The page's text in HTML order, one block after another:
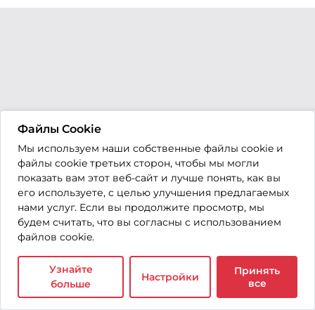
Файлы Cookie
Мы используем наши собственные файлы cookie и
файлы cookie третьих сторон, чтобы мы могли
показать вам этот веб-сайт и лучше понять, как вы
его используете, с целью улучшения предлагаемых
нами услуг. Если вы продолжите просмотр, мы
будем считать, что вы согласны с использованием
файлов cookie.
Узнайте
больше
Настройки
Принять
все